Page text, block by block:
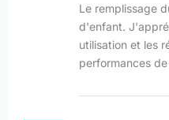
Le remplissage
d'enfant.
utilisation et les
performances